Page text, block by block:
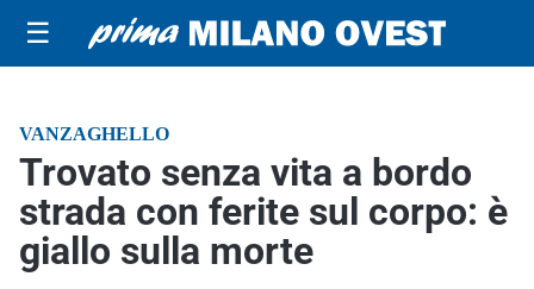
☰
VANZAGHELLO
Trovato senza vita a bordo
strada con ferite sul corpo: è
giallo sulla morte